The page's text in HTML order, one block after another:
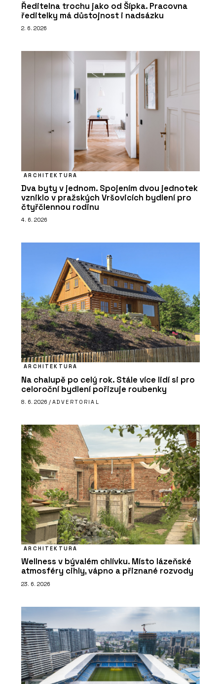
Ředitelna trochu jako od Šípka. Pracovna
ředitelky má důstojnost i nadsázku
2. 6. 2026
ARCHITEKTURA
Dva byty v jednom. Spojením dvou jednotek
vzniklo v pražských Vršovicích bydlení pro
čtyřčlennou rodinu
4. 6. 2026
ARCHITEKTURA
Na chalupě po celý rok. Stále více lidí si pro
celoroční bydlení pořizuje roubenky
8. 6. 2026 / ADVERTORIAL
ARCHITEKTURA
Wellness v bývalém chlívku. Místo lázeňské
atmosféry cihly, vápno a přiznané rozvody
23. 6. 2026